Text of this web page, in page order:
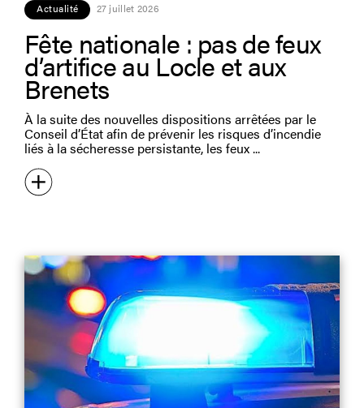
Actualité 27 juillet 2026
Fête nationale : pas de feux
d’artifice au Locle et aux
Brenets
À la suite des nouvelles dispositions arrêtées par le
Conseil d’État afin de prévenir les risques d’incendie
liés à la sécheresse persistante, les feux